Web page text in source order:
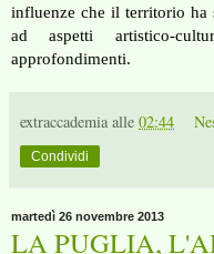
influenze che il territorio ha
ad aspetti artistico-
approfondimenti.
extraccademia alle 02:44
Condividi
martedì 26 novembre 2013
LA PUGLIA,